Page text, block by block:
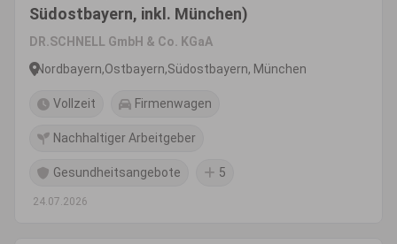
Südostbayern, inkl. München)
DR.SCHNELL GmbH & Co. KGaA
Nordbayern,Ostbayern,Südostbayern, München
Vollzeit Firmenwagen
Nachhaltiger Arbeitgeber
Gesundheitsangebote 5
24.07.2026